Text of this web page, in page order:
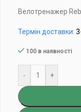
Велотренажер
Термін доставки:
100 в наявності
- +